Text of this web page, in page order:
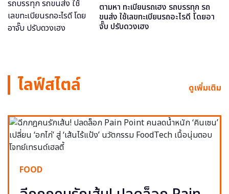
ตามหา ทะเบียนรถเฮง รถบรรทุก รถ
ขนส่ง ใช้เลขทะเบียนรถอะไรดี โดยอา
จั๊บ ปรับดวงเฮง
ไลฟ์สไตล์ ดูเพิ่มเติม
FOOD